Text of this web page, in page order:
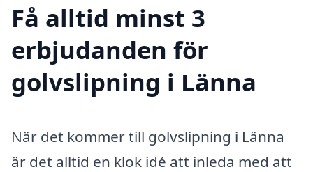
Få alltid minst 3
erbjudanden för
golvslipning i Länna
När det kommer till golvslipning i Länna
är det alltid en klok idé att inleda med att